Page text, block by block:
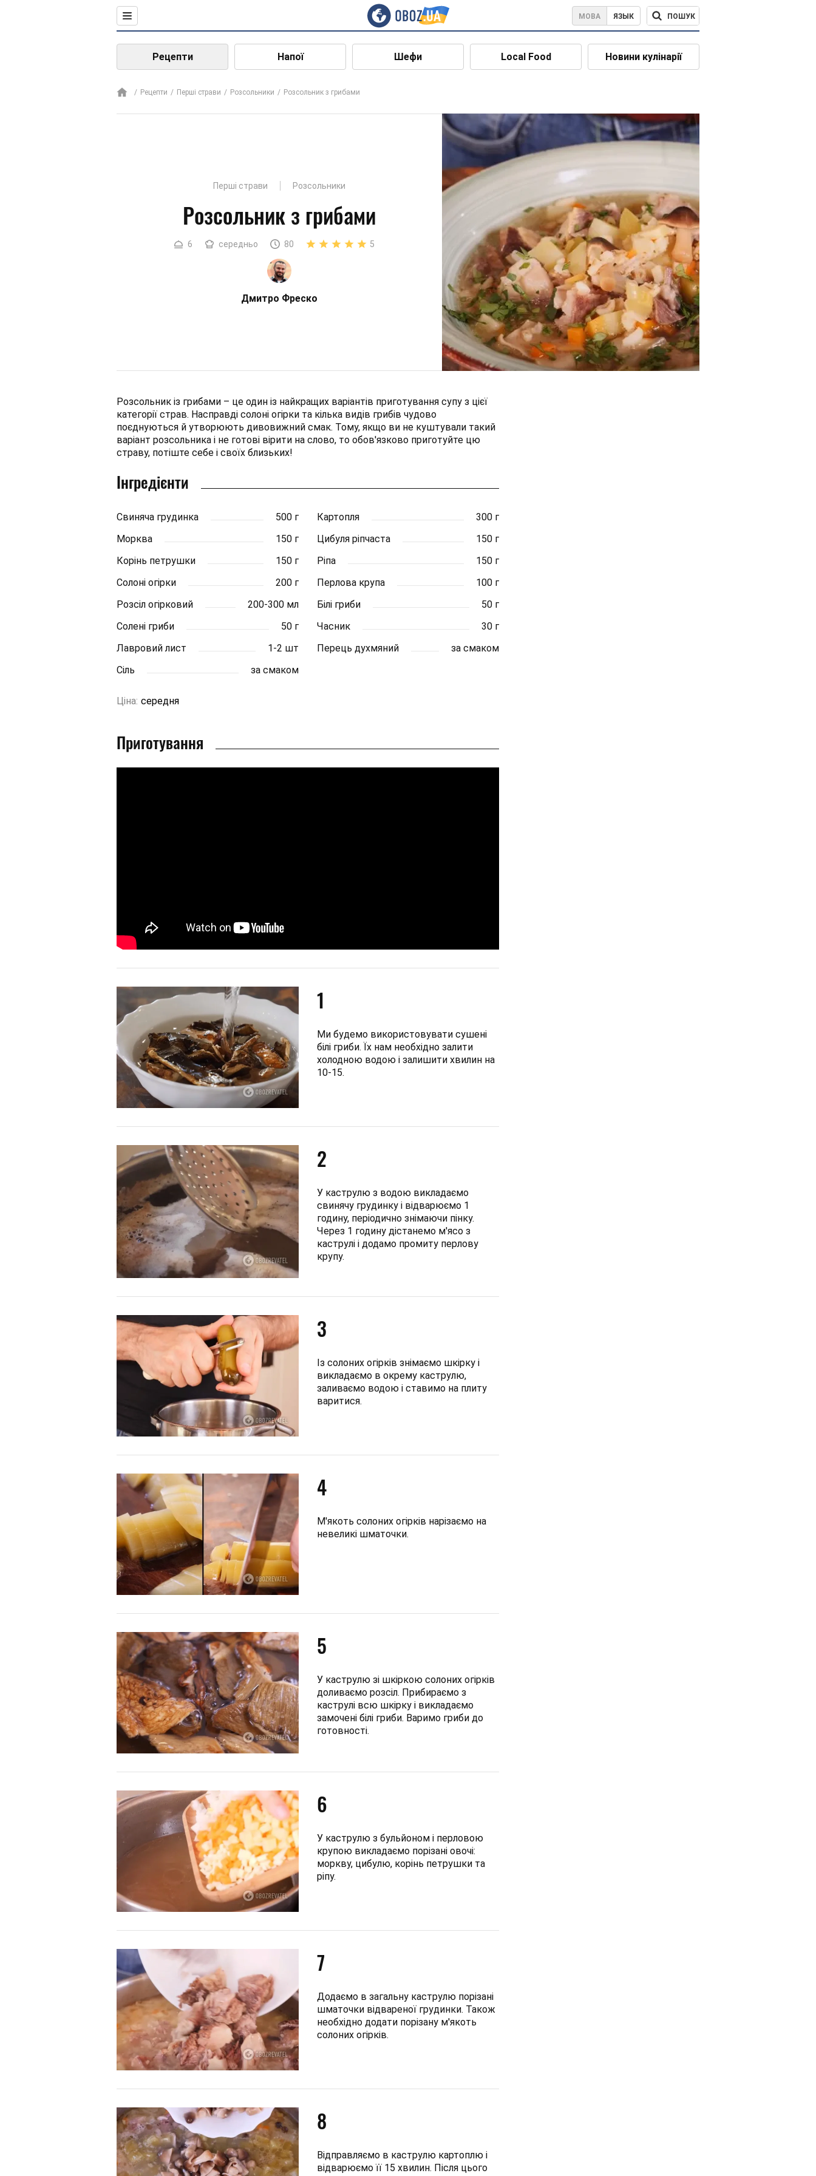
МОВА ЯЗЫК ПОШУК
Рецепти Напої Шефи Local Food Новини кулінарії
Рецепти Перші страви Розсольники Розсольник з грибами
Перші страви Розсольники
Розсольник з грибами
6 середньо 80 5
Дмитро Фреско
Розсольник із грибами – це один із найкращих варіантів приготування супу з цієї
категорії страв. Насправді солоні огірки та кілька видів грибів чудово
поєднуються й утворюють дивовижний смак. Тому, якщо ви не куштували такий
варіант розсольника і не готові вірити на слово, то обов'язково приготуйте цю
страву, потіште себе і своїх близьких!
Інгредієнти
Свиняча грудинка 500 г Картопля
300 г
Морква
150 г Цибуля ріпчаста
150 г
Корінь петрушки
150 г Ріпа
150 г
Солоні огірки
200 г Перлова крупа
100 г
Розсіл огірковий
200-300 мл Білі гриби
50 г
Солені гриби
50 г Часник
30 г
Лавровий лист
1-2 шт Перець духмяний
за смаком
Сіль
за смаком
Ціна: середня
Приготування
1
Ми будемо використовувати сушені
білі гриби. Їх нам необхідно залити
холодною водою і залишити хвилин на
10-15.
2
У каструлю з водою викладаємо
свинячу грудинку і відварюємо 1
годину, періодично знімаючи пінку.
Через 1 годину дістанемо м'ясо з
каструлі і додамо промиту перлову
крупу.
3
Із солоних огірків знімаємо шкірку і
викладаємо в окрему каструлю,
заливаємо водою і ставимо на плиту
варитися.
4
М'якоть солоних огірків нарізаємо на
невеликі шматочки.
5
У каструлю зі шкіркою солоних огірків
доливаємо розсіл. Прибираємо з
каструлі всю шкірку і викладаємо
замочені білі гриби. Варимо гриби до
готовності.
6
У каструлю з бульйоном і перловою
крупою викладаємо порізані овочі:
моркву, цибулю, корінь петрушки та
ріпу.
7
Додаємо в загальну каструлю порізані
шматочки відвареної грудинки. Також
необхідно додати порізану м'якоть
солоних огірків.
8
Відправляємо в каструлю картоплю і
відварюємо її 15 хвилин. Після цього